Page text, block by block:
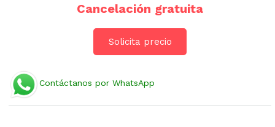
Cancelación gratuita
Solicita precio
Contáctanos por WhatsApp